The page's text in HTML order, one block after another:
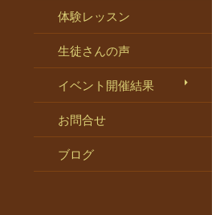
体験レッスン
生徒さんの声
イベント開催結果
お問合せ
ブログ